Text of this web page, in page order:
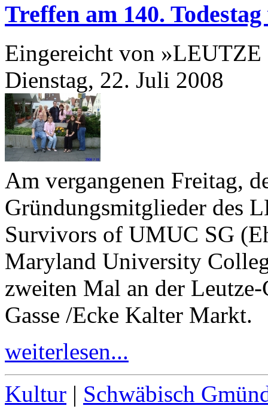
Treffen am 140.
Eingereicht von »LEUTZE
Dienstag, 22. Juli 2008
Am vergangenen Freitag,
Gründungsmitglieder des
Survivors of UMUC SG
Maryland University
zweiten Mal an der
Gasse /​Ecke Kalter Markt.
weiterlesen...
Kultur | Schwäbisch